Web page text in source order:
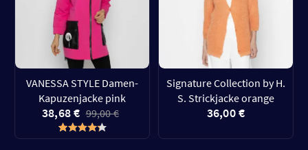
VANESSA STYLE Damen-
Kapuzenjacke pink
38,68 € 99,00 €
Signature Collection by H.
S. Strickjacke orange
36,00 €